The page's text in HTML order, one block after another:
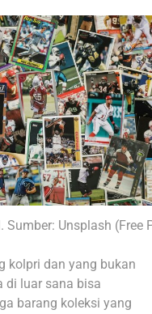
Sumber: Unsplash (Free
kolpri dan yang bukan
di luar sana bisa
barang koleksi yang